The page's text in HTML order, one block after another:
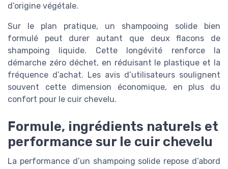
d’origine végétale.
Sur le plan pratique, un shampooing solide bien
formulé peut durer autant que deux flacons de
shampoing liquide. Cette longévité renforce la
démarche zéro déchet, en réduisant le plastique et la
fréquence d’achat. Les avis d’utilisateurs soulignent
souvent cette dimension économique, en plus du
confort pour le cuir chevelu.
Formule, ingrédients naturels et
performance sur le cuir chevelu
La performance d’un shampoing solide repose d’abord